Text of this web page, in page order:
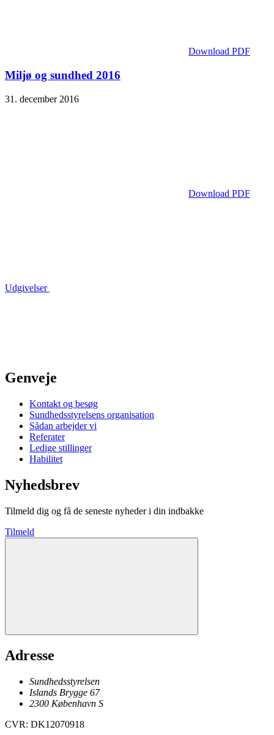
Download PDF
Miljø og sundhed 2016
31. december 2016
Download PDF
Udgivelser
Genveje
Kontakt og besøg
Sundhedsstyrelsens organisation
Sådan arbejder vi
Referater
Ledige stillinger
Habilitet
Nyhedsbrev
Tilmeld dig og få de seneste nyheder i din indbakke
Tilmeld
Adresse
Sundhedsstyrelsen
Islands Brygge 67
2300 København S
CVR: DK12070918